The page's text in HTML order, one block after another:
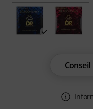
Conseil